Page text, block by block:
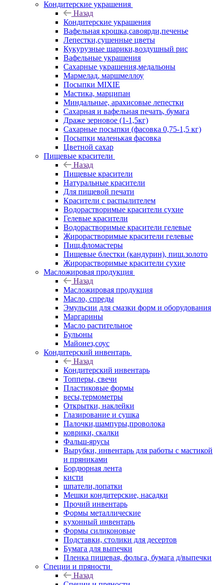
Кондитерские украшения
Назад
Кондитерские украшения
Вафельная крошка,савоярди,печенье
Лепестки,сушенные цветы
Кукурузные шарики,воздушный рис
Вафельные украшения
Сахарные украшения,медальоны
Мармелад, маршмеллоу
Посыпки MIXIE
Мастика, марципан
Миндальные, арахисовые лепестки
Сахарная и вафельная печать, бумага
Драже зерновое (1-1,5кг)
Сахарные посыпки (фасовка 0,75-1,5 кг)
Посыпки маленькая фасовка
Цветной сахар
Пищевые красители
Назад
Пищевые красители
Натуральные красители
Для пищевой печати
Красители с распылителем
Водорастворимые красители сухие
Гелевые красители
Водорастворимые красители гелевые
Жирорастворимые красители гелевые
Пищ.фломастеры
Пищевые блестки (кандурин), пищ.золото
Жирорастворимые красители сухие
Масложировая продукция
Назад
Масложировая продукция
Масло, спреды
Эмульсии для смазки форм и оборудования
Маргарины
Масло растительное
Бульоны
Майонез,соус
Кондитерский инвентарь
Назад
Кондитерский инвентарь
Топперы, свечи
Пластиковые формы
весы,термометры
Открытки, наклейки
Глазирование и сушка
Палочки,шампуры,проволока
коврики, скалки
Фальш-ярусы
Вырубки, инвентарь для работы с мастикой
и пряниками
Бордюрная лента
кисти
шпатели,лопатки
Мешки кондитерские, насадки
Прочий инвентарь
Формы металлические
кухонный инвентарь
Формы силиконовые
Подставки, столики для десертов
Бумага для выпечки
Пленка пищевая, фольга, бумага д/выпечки
Специи и пряности
Назад